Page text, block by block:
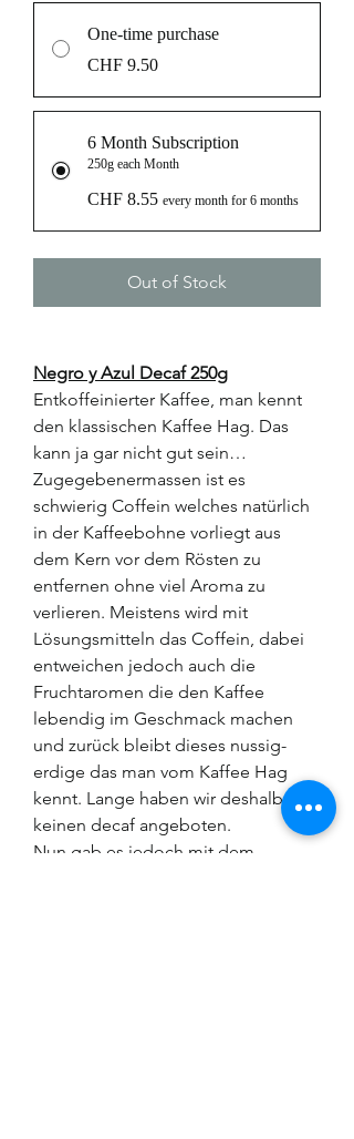
One-time purchase
CHF 9.50
6 Month Subscription
250g each Month
CHF 8.55 every month for 6 months
Out of Stock
Negro y Azul Decaf 250g
Entkoffeinierter Kaffee, man kennt
den klassischen Kaffee Hag. Das
kann ja gar nicht gut sein…
Zugegebenermassen ist es
schwierig Coffein welches natürlich
in der Kaffeebohne vorliegt aus
dem Kern vor dem Rösten zu
entfernen ohne viel Aroma zu
verlieren. Meistens wird mit
Lösungsmitteln das Coffein, dabei
entweichen jedoch auch die
Fruchtaromen die den Kaffee
lebendig im Geschmack machen
und zurück bleibt dieses nussig-
erdige das man vom Kaffee Hag
kennt. Lange haben wir deshalb
keinen decaf angeboten.
Nun gab es jedoch mit dem